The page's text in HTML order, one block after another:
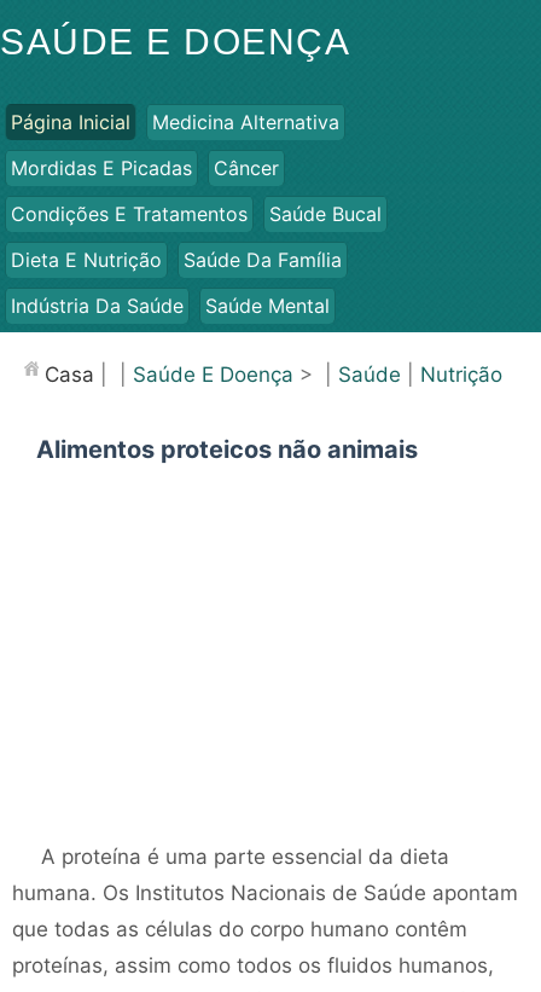
SAÚDE E DOENÇA
Página Inicial
Medicina Alternativa
Mordidas E Picadas
Câncer
Condições E Tratamentos
Saúde Bucal
Dieta E Nutrição
Saúde Da Família
Indústria Da Saúde
Saúde Mental
Casa Saúde E Doença > | Saúde Nutrição
Alimentos proteicos não animais
A proteína é uma parte essencial da dieta
humana. Os Institutos Nacionais de Saúde apontam
que todas as células do corpo humano contêm
proteínas, assim como todos os fluidos humanos,